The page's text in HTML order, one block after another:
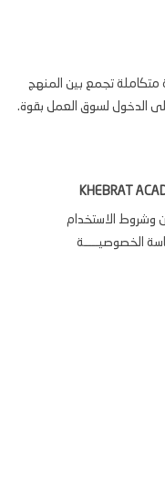
متكاملة تجمع بين المنهج
على الدخول لسوق العمل بقوة.
KHEBRAT
وشروط الاستخدام
الخصوصيــــة